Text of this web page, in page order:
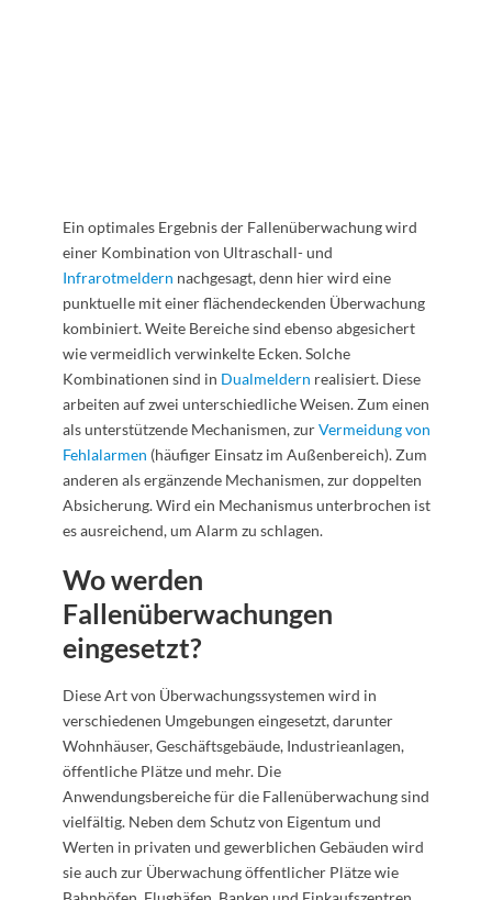
Ein optimales Ergebnis der Fallenüberwachung wird
einer Kombination von Ultraschall- und
Infrarotmeldern nachgesagt, denn hier wird eine
punktuelle mit einer flächendeckenden Überwachung
kombiniert. Weite Bereiche sind ebenso abgesichert
wie vermeidlich verwinkelte Ecken. Solche
Kombinationen sind in Dualmeldern realisiert. Diese
arbeiten auf zwei unterschiedliche Weisen. Zum einen
als unterstützende Mechanismen, zurVermeidung von
Fehlalarmen (häufiger Einsatz im Außenbereich). Zum
anderen als ergänzende Mechanismen, zur doppelten
Absicherung. Wird ein Mechanismus unterbrochen ist
es ausreichend, um Alarm zu schlagen.
Wo werden
Fallenüberwachungen
eingesetzt?
Diese Art von Überwachungssystemen wird in
verschiedenen Umgebungen eingesetzt, darunter
Wohnhäuser, Geschäftsgebäude, Industrieanlagen,
öffentliche Plätze und mehr. Die
Anwendungsbereiche für die Fallenüberwachung sind
vielfältig. Neben dem Schutz von Eigentum und
Werten in privaten und gewerblichen Gebäuden wird
sie auch zur Überwachung öffentlicher Plätze wie